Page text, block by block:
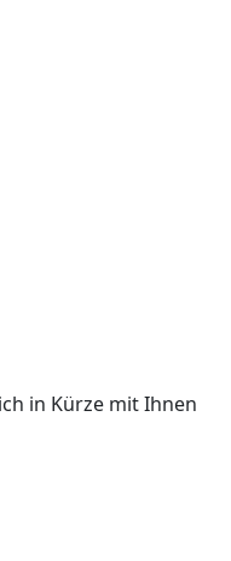
in Kürze mit Ihnen